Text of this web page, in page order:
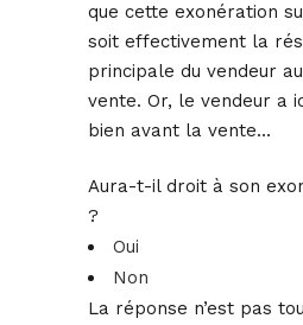
que cette exonération
soit effectivement la
principale du vendeur
vente. Or, le vendeur a
bien avant la vente…
Aura-t-il droit à son
?
Oui
Non
La réponse n’est pas